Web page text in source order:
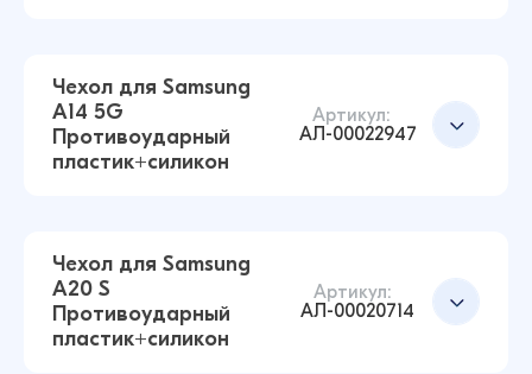
Чехол для Samsung S23 Ultra Противоударный
пластик+силикон (Прозрачный)
Добавить в корзину
Чехол для Samsung A22 4G Противоударный
пластик+силикон (Прозрачный)
Чехол для Samsung
A14 5G
Противоударный
пластик+силикон
Артикул:
АЛ-00022947
Чехол для Samsung
A20 S
Противоударный
пластик+силикон
Артикул:
АЛ-00020714